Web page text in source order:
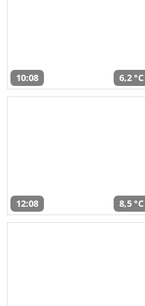
10:08 6,2 °C
12:08 8,5 °C